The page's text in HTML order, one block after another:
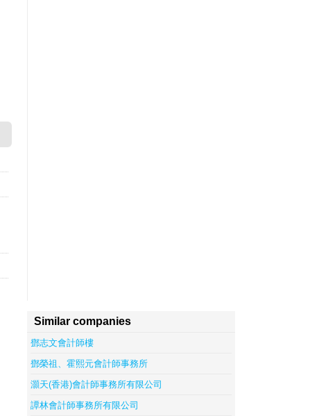
Similar companies
鄧志文會計師樓
鄧榮祖、霍熙元會計師事務所
灝天(香港)會計師事務所有限公司
譚林會計師事務所有限公司